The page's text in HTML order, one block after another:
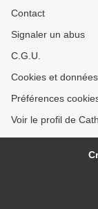
Contact
Signaler un abus
C.G.U.
Cookies et
Préférences
Voir le profil de